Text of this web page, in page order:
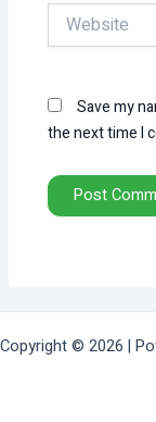
Website
Save my
the next time I
Copyright © 2026 |